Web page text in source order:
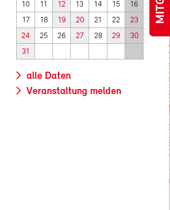
10 11 12 13 14 15 16
17 18 19 20 21 22 23
24 25 26 27 28 29 30
31
alle Daten
Veranstaltung melden